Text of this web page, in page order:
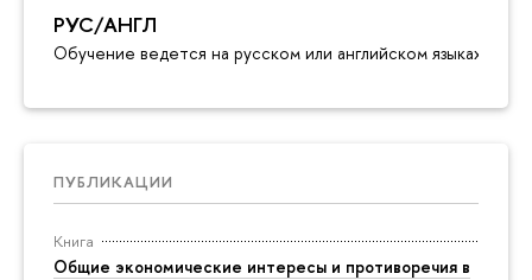
РУС/АНГЛ
Обучение ведется на русском или английском языках
ПУБЛИКАЦИИ
Книга
Общие экономические интересы и противоречия в